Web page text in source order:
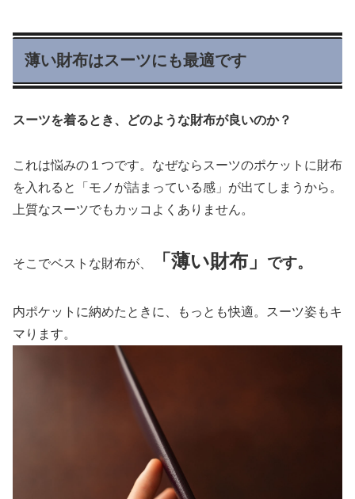
薄い財布はスーツにも最適です
スーツを着るとき、どのような財布が良いのか？
これは悩みの１つです。なぜならスーツのポケットに財布
を入れると「モノが詰まっている感」が出てしまうから。
上質なスーツでもカッコよくありません。
そこでベストな財布が、 「薄い財布」 です。
内ポケットに納めたときに、もっとも快適。スーツ姿もキ
マります。